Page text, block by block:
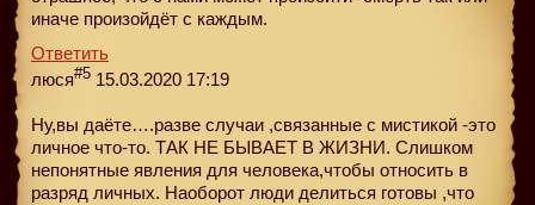
иначе произойдёт с каждым.
Ответить
люся#5 15.03.2020 17:19
Ну,вы даёте….разве случаи ,связанные с мистикой -это
личное что-то. ТАК НЕ БЫВАЕТ В ЖИЗНИ. Слишком
непонятные явления для человека,чтобы относить в
разряд личных. Наоборот люди делиться готовы ,что